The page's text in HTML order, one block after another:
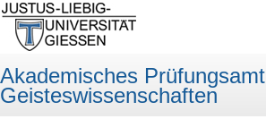
Akademisches Prüfungsamt
Geisteswissenschaften